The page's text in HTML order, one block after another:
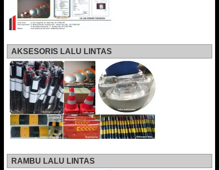
AKSESORIS LALU LINTAS
RAMBU LALU LINTAS